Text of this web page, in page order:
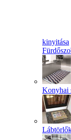
kinyitása
Konyhai